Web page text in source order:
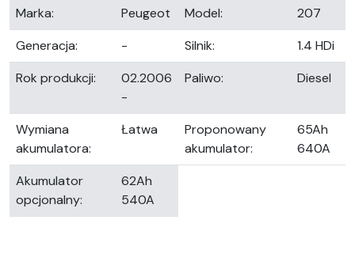
Marka: Peugeot Model:
207
Generacja:
- Silnik:
1.4 HDi
Rok produkcji:
02.2006
-
Paliwo: Diesel
Wymiana
akumulatora:
Łatwa
Proponowany
akumulator:
65Ah
640A
Akumulator
opcjonalny:
62Ah
540A